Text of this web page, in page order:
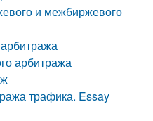
и межбиржевого
арбитража
трафика. Essay